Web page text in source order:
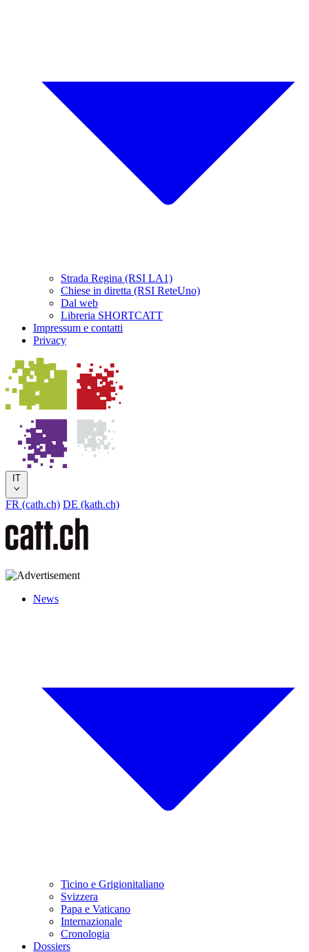
Strada Regina (RSI LA1)
Chiese in diretta (RSI ReteUno)
Dal web
Libreria SHORTCATT
Impressum e contatti
Privacy
IT
FR (cath.ch) DE (kath.ch)
News
Ticino e Grigionitaliano
Svizzera
Papa e Vaticano
Internazionale
Cronologia
Dossiers